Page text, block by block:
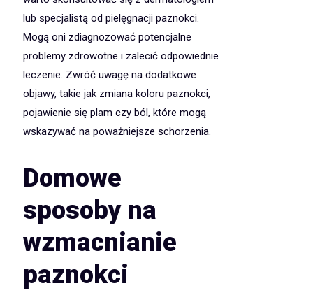
lub specjalistą od pielęgnacji paznokci.
Mogą oni zdiagnozować potencjalne
problemy zdrowotne i zalecić odpowiednie
leczenie. Zwróć uwagę na dodatkowe
objawy, takie jak zmiana koloru paznokci,
pojawienie się plam czy ból, które mogą
wskazywać na poważniejsze schorzenia.
Domowe
sposoby na
wzmacnianie
paznokci